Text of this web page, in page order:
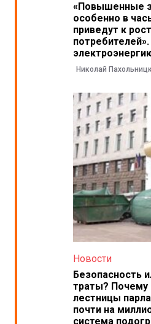
«Повышенные
особенно в
приведут к
Николай
Новости
Безопасность
траты? Почему
лестницы
почти на
система